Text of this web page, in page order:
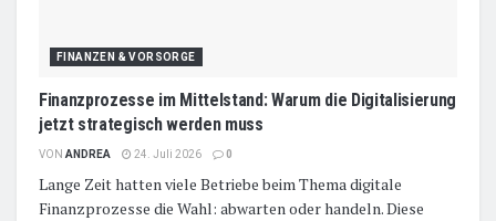
FINANZEN & VORSORGE
Finanzprozesse im Mittelstand: Warum die Digitalisierung
jetzt strategisch werden muss
VON ANDREA 24. Juli 2026 0
Lange Zeit hatten viele Betriebe beim Thema digitale
Finanzprozesse die Wahl: abwarten oder handeln. Diese